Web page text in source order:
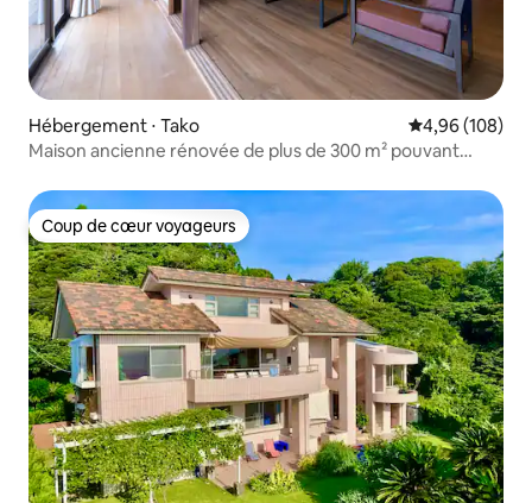
Hébergement ⋅ Tako Évaluation
4,96 (108)
Maison ancienne rénovée de plus de 300 m² pouvant
barbecue, ping-pong, aire de jeux pour chiens
Coup de cœur voyageurs
Coup de cœur voyageurs